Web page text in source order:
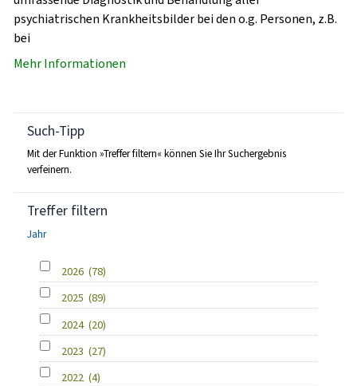
psychiatrischen Krankheitsbilder bei den o.g. Personen, z.B.
bei
Mehr Informationen
Such-Tipp
Mit der Funktion »Treffer filtern« können Sie Ihr Suchergebnis
verfeinern.
Treffer filtern
Jahr
2026 (78)
2025 (89)
2024 (20)
2023 (27)
2022 (4)